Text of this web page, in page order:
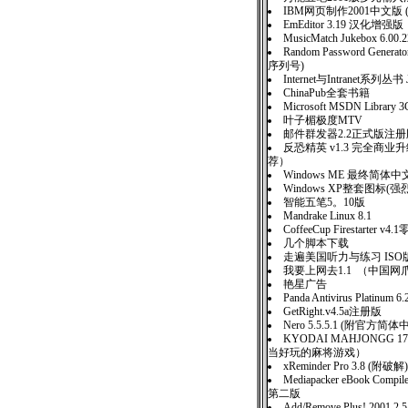
IBM网页制作2001中文版
EmEditor 3.19 汉化增强版
MusicMatch Jukebox
Random Password
序列号)
Internet与Intranet系列丛书
ChinaPub全套书籍
Microsoft MSDN Library
叶子楣极度MTV
邮件群发器2.2正式版注
反恐精英 v1.3 完全商业
荐）
Windows ME 最终简体中
Windows XP整套图标(强
智能五笔5。10版
Mandrake Linux 8.1
CoffeeCup Firestarter v4.1
几个脚本下载
走遍美国听力与练习 ISO
我要上网去1.1 （中国网
艳星广告
Panda Antivirus Platinum
GetRight.v4.5a注册版
Nero 5.5.5.1 (附官方简体
KYODAI MAHJONGG
当好玩的麻将游戏）
xReminder Pro 3.8 (附破解)
Mediapacker eBook
第二版